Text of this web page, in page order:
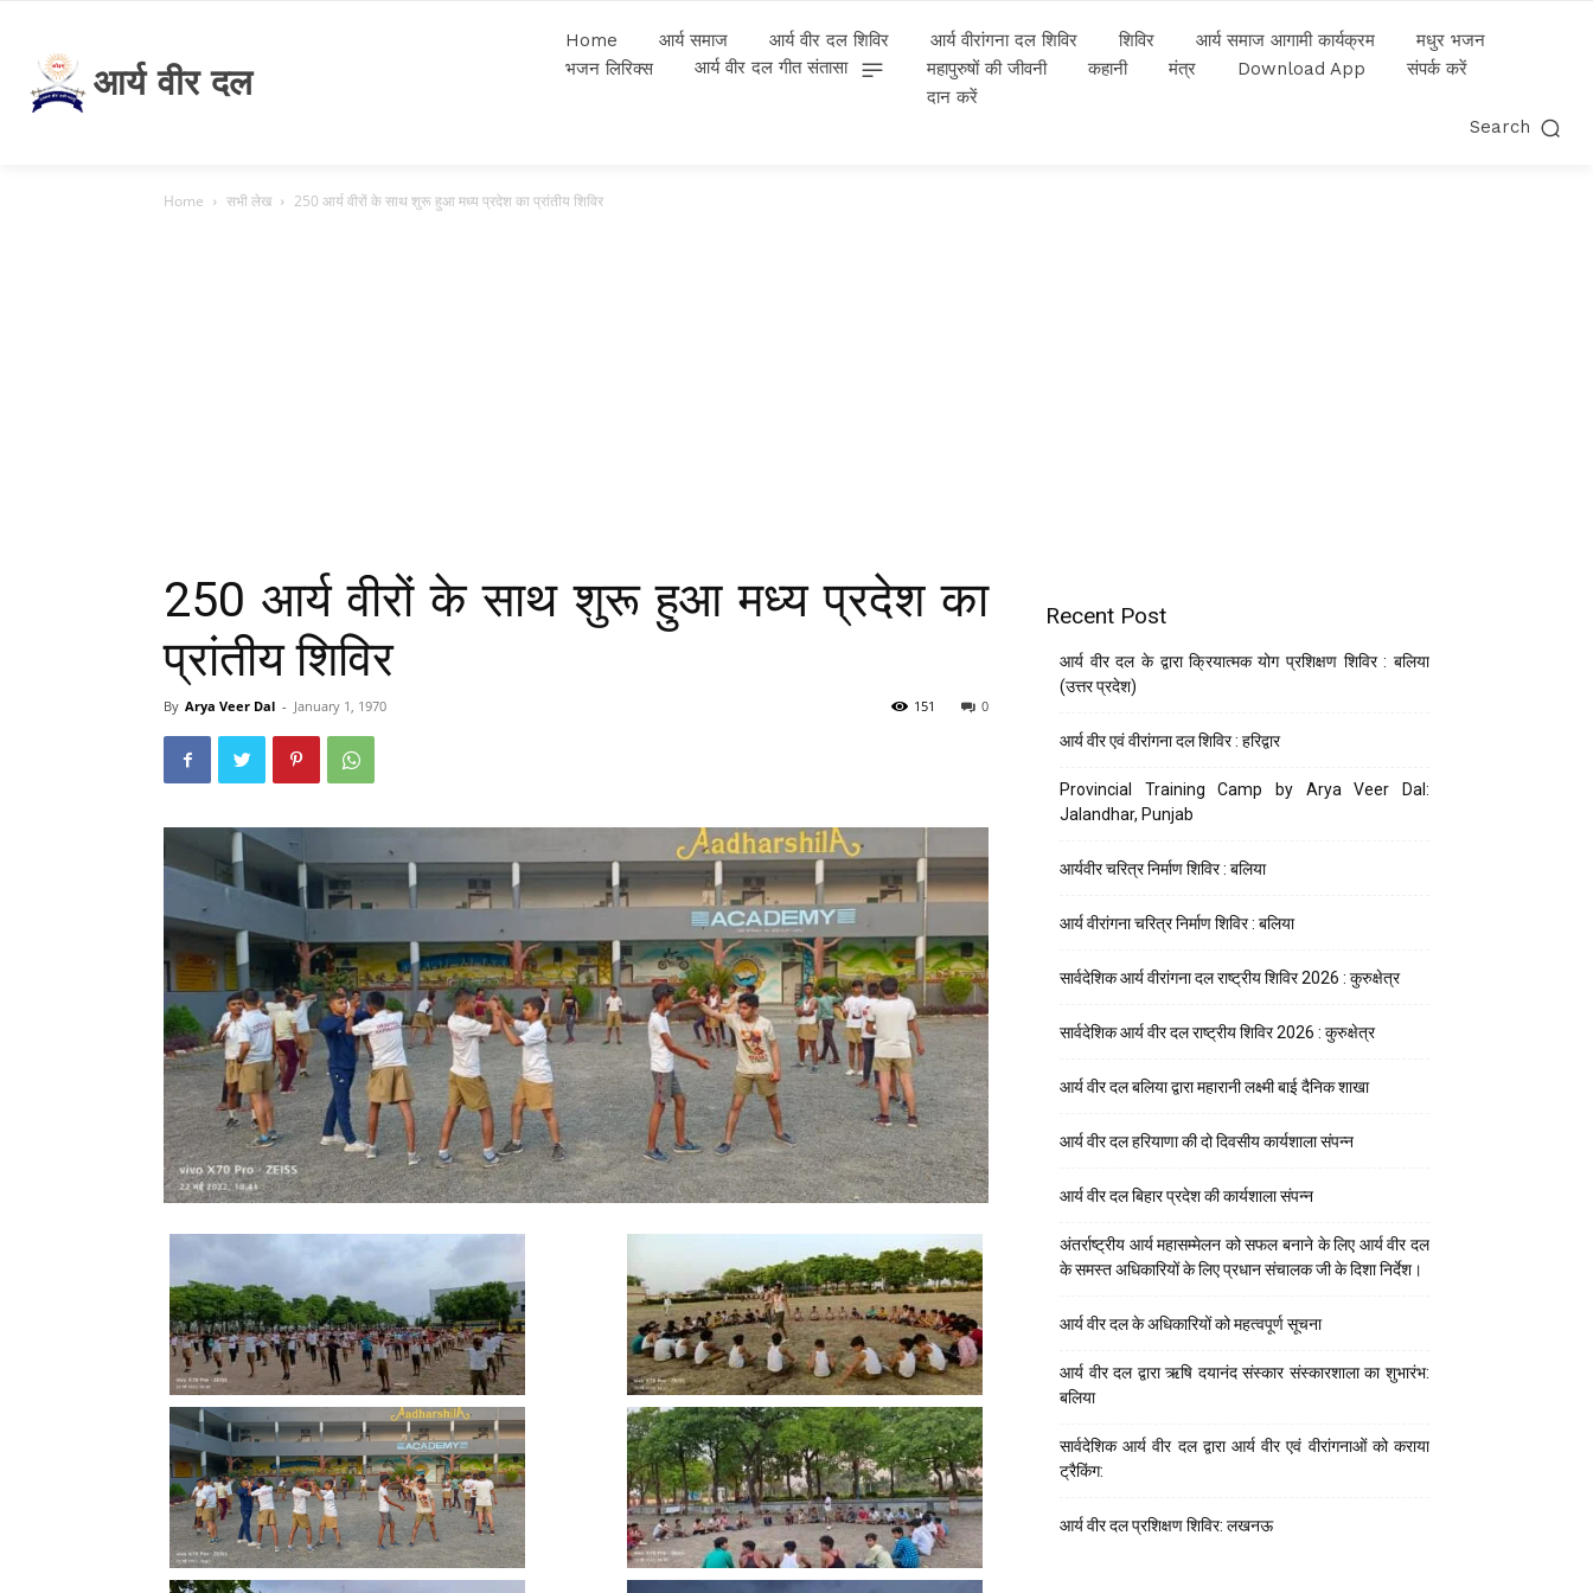
आर्य वीर दल
Home आर्य समाज आर्य वीर दल शिविर आर्य वीरांगना दल शिविर शिविर आर्य समाज आगामी कार्यक्रम
मधुर भजन
भजन लिरिक्स
आर्य वीर दल गीत संतासा महापुरुषों की जीवनी कहानी मंत्र Download App
संपर्क करें
दान करें
Search
Home सभी लेख 250 आर्य वीरों के साथ शुरू हुआ मध्य प्रदेश का प्रांतीय शिविर
250 आर्य वीरों के साथ शुरू हुआ मध्य प्रदेश का
प्रांतीय शिविर
By Arya Veer Dal - January 1, 1970 0
151
Recent Post
आर्य वीर दल के द्वारा क्रियात्मक योग प्रशिक्षण शिविर : बलिया
(उत्तर प्रदेश)
आर्य वीर एवं वीरांगना दल शिविर : हरिद्वार
Provincial Training Camp by Arya Veer Dal:
Jalandhar, Punjab
आर्यवीर चरित्र निर्माण शिविर : बलिया
आर्य वीरांगना चरित्र निर्माण शिविर : बलिया
सार्वदेशिक आर्य वीरांगना दल राष्ट्रीय शिविर 2026 : कुरुक्षेत्र
सार्वदेशिक आर्य वीर दल राष्ट्रीय शिविर 2026 : कुरुक्षेत्र
आर्य वीर दल बलिया द्वारा महारानी लक्ष्मी बाई दैनिक शाखा
आर्य वीर दल हरियाणा की दो दिवसीय कार्यशाला संपन्न
आर्य वीर दल बिहार प्रदेश की कार्यशाला संपन्न
अंतर्राष्ट्रीय आर्य महासम्मेलन को सफल बनाने के लिए आर्य वीर दल
के समस्त अधिकारियों के लिए प्रधान संचालक जी के दिशा निर्देश।
आर्य वीर दल के अधिकारियों को महत्वपूर्ण सूचना
आर्य वीर दल द्वारा ऋषि दयानंद संस्कार संस्कारशाला का शुभारंभ:
बलिया
सार्वदेशिक आर्य वीर दल द्वारा आर्य वीर एवं वीरांगनाओं को कराया
ट्रैकिंग:
आर्य वीर दल प्रशिक्षण शिविर: लखनऊ